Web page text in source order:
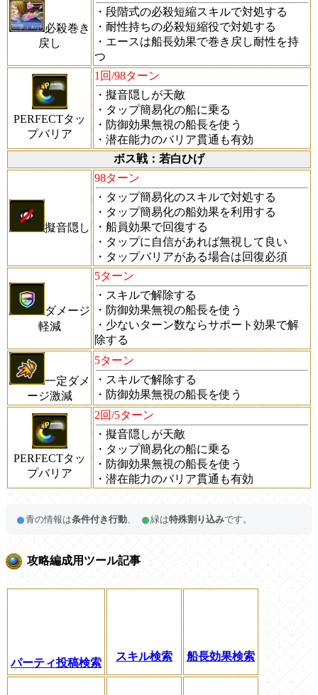
必殺巻き
戻し
・段階式の必殺短縮スキルで対処する
・耐性持ちの必殺短縮役で対処する
・エースは船長効果で巻き戻し耐性を持
つ
PERFECTタッ
プバリア
1回/98ターン
・擬音隠しが天敵
・タップ簡易化の船に乗る
・防御効果無視の船長を使う
・潜在能力のバリア貫通も有効
ボス戦：若白ひげ
擬音隠し
98ターン
・タップ簡易化のスキルで対処する
・タップ簡易化の船効果を利用する
・船員効果で回復する
・タップに自信があれば無視して良い
・タップバリアがある場合は回復必須
ダメージ
軽減
5ターン
・スキルで解除する
・防御効果無視の船長を使う
・少ないターン数ならサポート効果で解
除する
一定ダメ
ージ激減
5ターン
・スキルで解除する
・防御効果無視の船長を使う
PERFECTタッ
プバリア
2回/5ターン
・擬音隠しが天敵
・タップ簡易化の船に乗る
・防御効果無視の船長を使う
・潜在能力のバリア貫通も有効
青の情報は条件付き行動、 緑は特殊割り込みです。
攻略編成用ツール記事
パーティ投稿検索
スキル検索 船長効果検索